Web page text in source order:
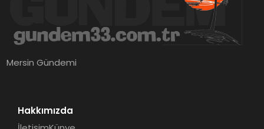
Mersin Gündemi
Hakkımızda